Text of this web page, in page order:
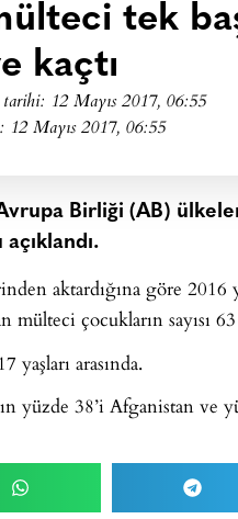
tek
kaçtı
tarihi: 12 Mayıs 2017, 06:55
Mayıs 2017, 06:55
Birliği (AB)
aktardığına göre 2016
mülteci çocukların sayısı
arasında.
38’i Afganistan ve